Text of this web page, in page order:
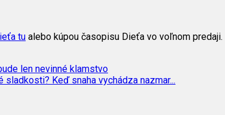
tu alebo kúpou časopisu Dieťa vo voľnom predaji.
len nevinné klamstvo
sladkosti? Keď snaha vychádza nazmar...